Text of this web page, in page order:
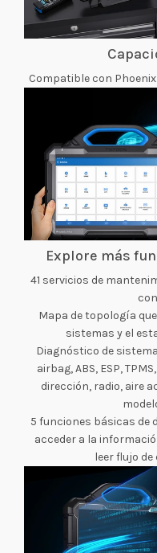
Compatible con Phoenix
Explore más
41 servicios de
Mapa de topología
sistemas y el
Diagnóstico de
airbag, ABS, ESP,
dirección, radio, aire
5 funciones básicas de
acceder a la
leer flujo